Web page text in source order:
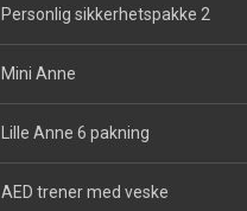
Personlig sikkerhetspakke 2
Mini Anne
Lille Anne 6 pakning
AED trener med veske